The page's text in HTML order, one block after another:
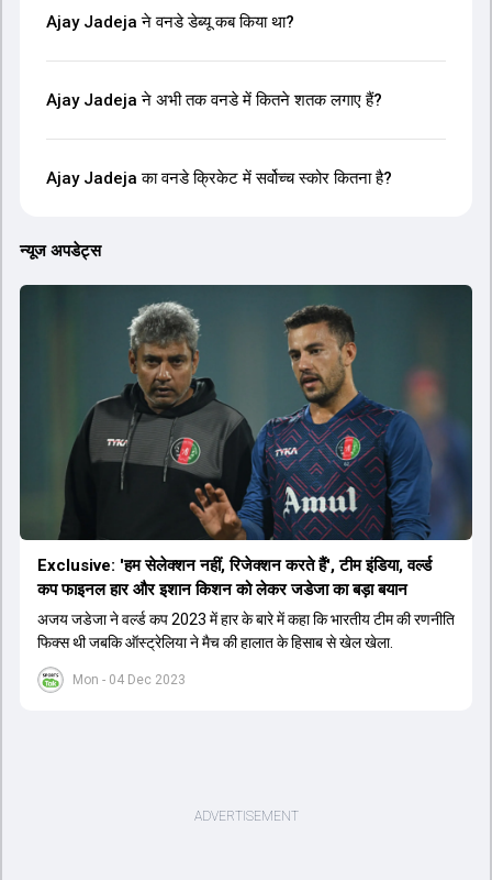
Ajay Jadeja ने वनडे डेब्यू कब किया था?
Ajay Jadeja ने अभी तक वनडे में कितने शतक लगाए हैं?
Ajay Jadeja का वनडे क्रिकेट में सर्वोच्च स्कोर कितना है?
न्यूज अपडेट्स
Mon - 04 Dec 2023
Exclusive: 'हम सेलेक्शन नहीं, रिजेक्शन करते हैं', टीम इंडिया, वर्ल्ड
कप फाइनल हार और इशान किशन को लेकर जडेजा का बड़ा बयान
अजय जडेजा ने वर्ल्ड कप 2023 में हार के बारे में कहा कि भारतीय टीम की रणनीति
फिक्स थी जबकि ऑस्ट्रेलिया ने मैच की हालात के हिसाब से खेल खेला.